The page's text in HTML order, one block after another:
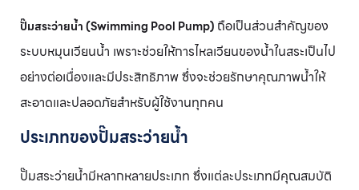
ข้อดีของปั๊มเสริมแรงดัน:
ปั๊มเสริมแรงดัน (Booster Pump)
ปั๊มสระว่ายน้ำ (Swimming Pool Pump) ถือเป็นส่วนสำคัญของ
ระบบหมุนเวียนน้ำ เพราะช่วยให้การไหลเวียนของน้ำในสระเป็นไป
อย่างต่อเนื่องและมีประสิทธิภาพ ซึ่งจะช่วยรักษาคุณภาพน้ำให้
สะอาดและปลอดภัยสำหรับผู้ใช้งานทุกคน
ประเภทของปั๊มสระว่ายน้ำ
ปั๊มสระว่ายน้ำมีหลากหลายประเภท ซึ่งแต่ละประเภทมีคุณสมบัติ